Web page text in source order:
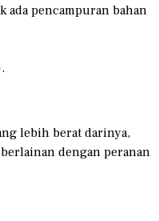
ada pencampuran bahan
lebih berat darinya,
dengan peranan